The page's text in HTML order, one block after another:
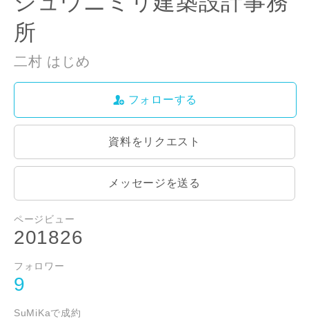
所
二村 はじめ
フォローする
資料をリクエスト
メッセージを送る
ページビュー
201826
フォロワー
9
SuMiKaで成約